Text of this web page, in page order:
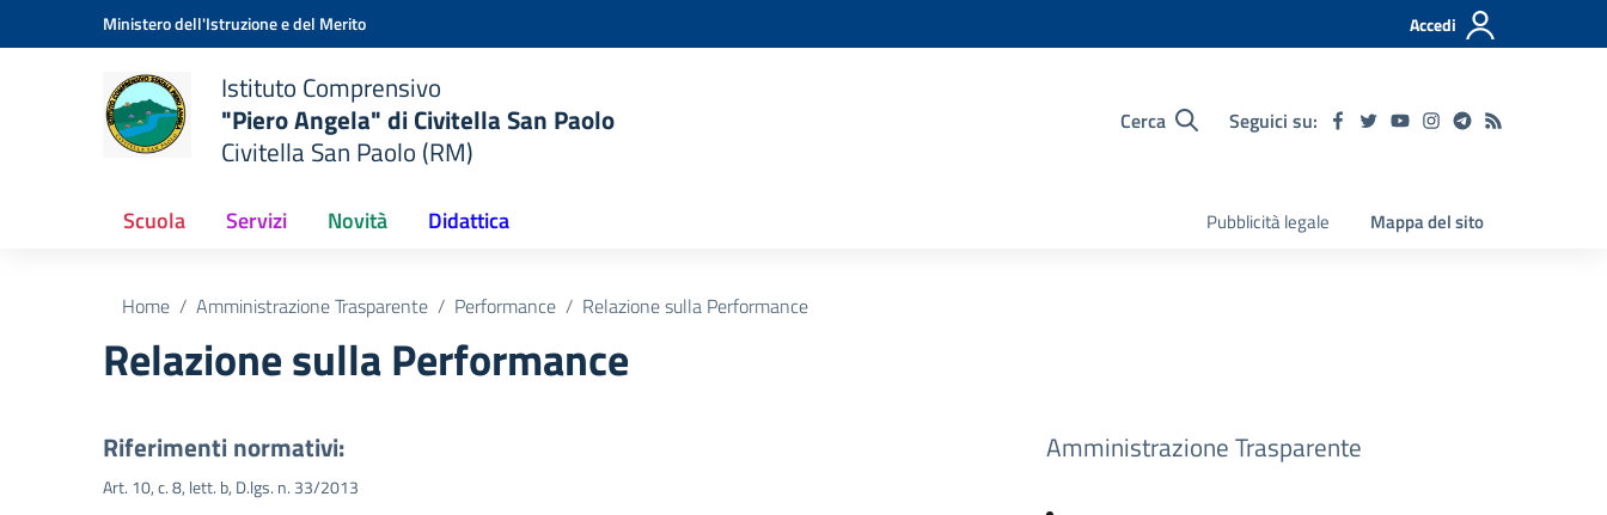
Vai ai contenuti
Vai al menu di navigazioneMinistero dell'Istruzione e del Merito Accedi
Istituto Comprensivo
"Piero Angela" di Civitella San Paolo
Civitella San Paolo (RM)
Cerca Seguici su:
Scuola Servizi Novità Didattica Pubblicità legale Mappa del sito
Home Amministrazione Trasparente Performance Relazione sulla Performance
Relazione sulla Performance
Riferimenti normativi:
Art. 10, c. 8, lett. b, D.lgs. n. 33/2013
Amministrazione Trasparente